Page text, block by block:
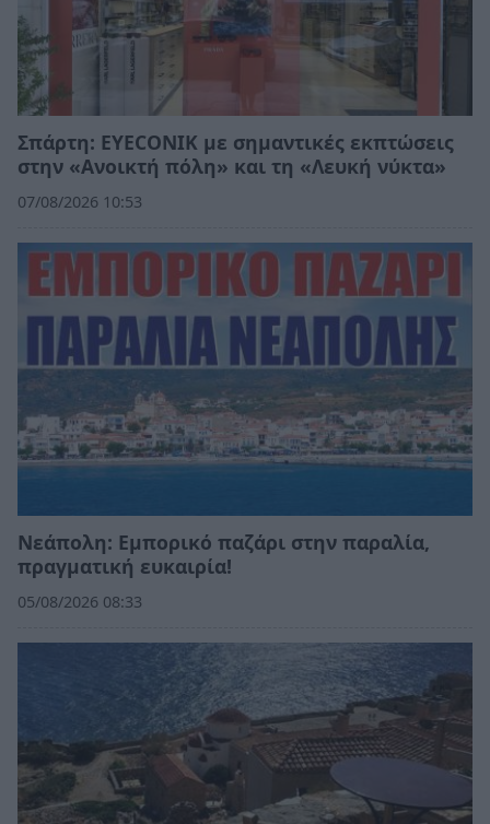
Σπάρτη: EYECONIK με σημαντικές εκπτώσεις
στην «Ανοικτή πόλη» και τη «Λευκή νύκτα»
07/08/2026 10:53
Νεάπολη: Εμπορικό παζάρι στην παραλία,
πραγματική ευκαιρία!
05/08/2026 08:33